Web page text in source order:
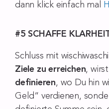
dann klick einfach mal
#5 SCHAFFE
Schluss mit
Ziele zu erreichen,
definieren, wo Du hin
Geld“ verdienen,